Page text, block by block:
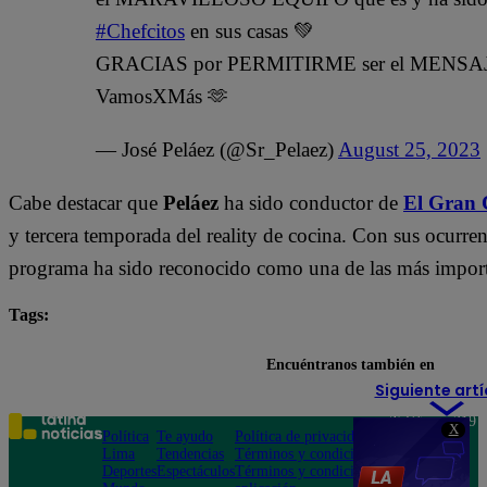
X
#Chefcitos en sus casas 💚
GRACIAS por PERMITIRME ser el
VamosXMás 🫶
— José Peláez (@Sr_Pelaez) August 25, 2023
Cabe destacar que Peláez ha sido conductor de El Gran
y tercera temporada del reality de cocina. Con sus
programa ha sido reconocido como una de las más
Tags:
Siguiente
Encuéntranos también en
Política
Lima
Deportes
Te ayudo
Tendencias
Espectáculos
Política de privacidad
Términos y condiciones
Términos y condiciones
Teléfono: 219
Av. San
Felipe 968